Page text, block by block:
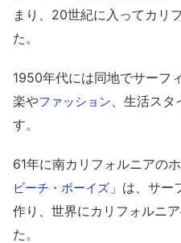
まり、20世紀に入ってカリ
た。
1950年代には同地でサーフ
楽やファッション 、生活ス
す。
61年に南カリフォルニアの
ビーチ・ボーイズ 」は、サ
作り、世界にカリフォルニ
た。